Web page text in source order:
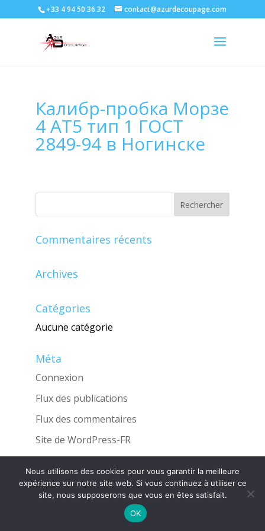
+33 4 94 50 36 32 contact@azurdecoupage.com
Калибр-пробка Морзе
4 АТ5 тип 1 ГОСТ
2849-94 в Ногинске
Commentaires récents
Archives
Catégories
Aucune catégorie
Méta
Connexion
Flux des publications
Flux des commentaires
Site de WordPress-FR
Une réalisation de l'AgenceINGLOBO
Nous utilisons des cookies pour vous garantir la meilleure
expérience sur notre site web. Si vous continuez à utiliser ce
site, nous supposerons que vous en êtes satisfait.
OK